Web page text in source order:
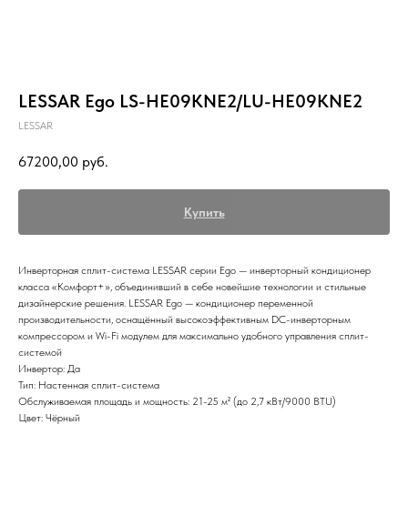
LESSAR Ego LS-HE09KNE2/LU-HE09KNE2
LESSAR
67200,00 руб.
Купить
Инверторная сплит-система LESSAR серии Ego — инверторный кондиционер
класса «Комфорт+», объединивший в себе новейшие технологии и стильные
дизайнерские решения. LESSAR Ego — кондиционер переменной
производительности, оснащённый высокоэффективным DC-инверторным
компрессором и Wi-Fi модулем для максимально удобного управления сплит-
системой
Инвертор: Да
Тип: Настенная сплит-система
Обслуживаемая площадь и мощность: 21-25 м² (до 2,7 кВт/9000 BTU)
Цвет: Чёрный